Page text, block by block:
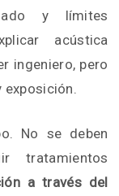
y límites
acústica
ingeniero, pero
exposición.
No se deben
tratamientos
a través del